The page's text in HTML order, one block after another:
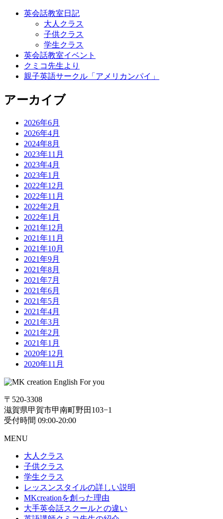
英会話教室日記
大人クラス
子供クラス
学生クラス
英会話教室イベント
クミコ先生より
親子英語サークル「アメリカンパイ」
アーカイブ
2026年6月
2026年4月
2024年8月
2023年11月
2023年4月
2023年1月
2022年12月
2022年11月
2022年2月
2022年1月
2021年12月
2021年11月
2021年10月
2021年9月
2021年8月
2021年7月
2021年6月
2021年5月
2021年4月
2021年3月
2021年2月
2021年1月
2020年12月
2020年11月
〒520-3308
滋賀県甲賀市甲南町野田103−1
受付時間 09:00-20:00
MENU
大人クラス
子供クラス
学生クラス
レッスンスタイルの詳しい説明
MKcreationを創った理由
大手英会話スクールとの違い